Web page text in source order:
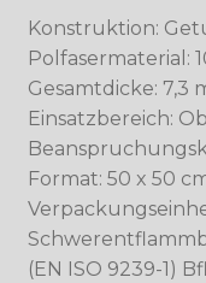
Konstruktion:
Polfasermaterial:
Gesamtdicke: 7,3
Einsatzbereich:
Format: 50 x 50
(EN ISO 9239-1)